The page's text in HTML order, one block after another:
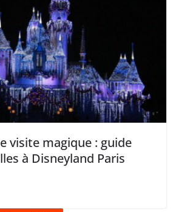
visite magique : guide
à Disneyland Paris